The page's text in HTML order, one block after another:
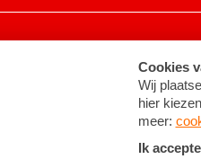
Cookie-instellingen